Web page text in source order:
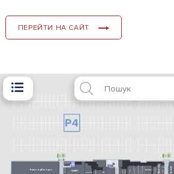
ПЕРЕЙТИ НА САЙТ